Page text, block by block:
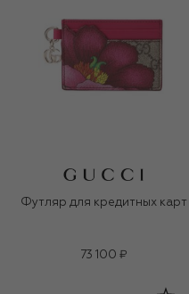
Футляр для кредитных карт
73 100 ₽